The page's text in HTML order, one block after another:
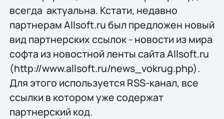
всегда актуальна. Кстати, недавно
партнерам Allsoft.ru был предложен новый
вид партнерских ссылок - новости из мира
софта из новостной ленты сайта Allsoft.ru
(http://www.allsoft.ru/news_vokrug.php).
Для этого используется RSS-канал, все
ссылки в котором уже содержат
партнерский код.